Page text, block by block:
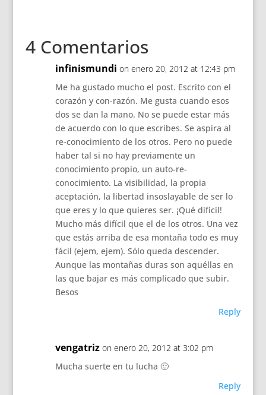
4 Comentarios
infinismundi on enero 20, 2012 at 12:43 pm
Me ha gustado mucho el post. Escrito con el
corazón y con-razón. Me gusta cuando esos
dos se dan la mano. No se puede estar más
de acuerdo con lo que escribes. Se aspira al
re-conocimiento de los otros. Pero no puede
haber tal si no hay previamente un
conocimiento propio, un auto-re-
conocimiento. La visibilidad, la propia
aceptación, la libertad insoslayable de ser lo
que eres y lo que quieres ser. ¡Qué difícil!
Mucho más difícil que el de los otros. Una vez
que estás arriba de esa montaña todo es muy
fácil (ejem, ejem). Sólo queda descender.
Aunque las montañas duras son aquéllas en
las que bajar es más complicado que subir.
Besos
Reply
vengatriz on enero 20, 2012 at 3:02 pm
Mucha suerte en tu lucha 🙂
Reply